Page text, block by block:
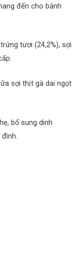
đến cho bánh
tươi (24,2%), sợi
sợi thịt gà dai ngọt
bổ sung dinh